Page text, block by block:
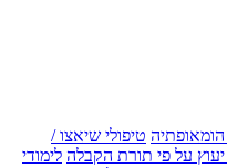
הומאופתיה טיפולי שיאצו /
על פי תורת הקבלה לימודי